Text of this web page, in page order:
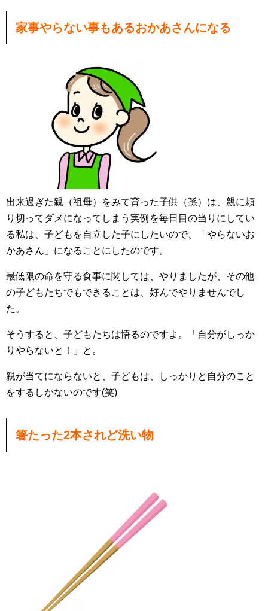
家事やらない事もあるおかあさんになる
出来過ぎた親（祖母）をみて育った子供（孫）は、親に頼
り切ってダメになってしまう実例を毎日目の当りにしてい
る私は、子どもを自立した子にしたいので、「やらないお
かあさん」になることにしたのです。
最低限の命を守る食事に関しては、やりましたが、その他
の子どもたちでもできることは、好んでやりませんでし
た。
そうすると、子どもたちは悟るのですよ。「自分がしっか
りやらないと！」と。
親が当てにならないと、子どもは、しっかりと自分のこと
をするしかないのです(笑)
箸たった2本されど洗い物